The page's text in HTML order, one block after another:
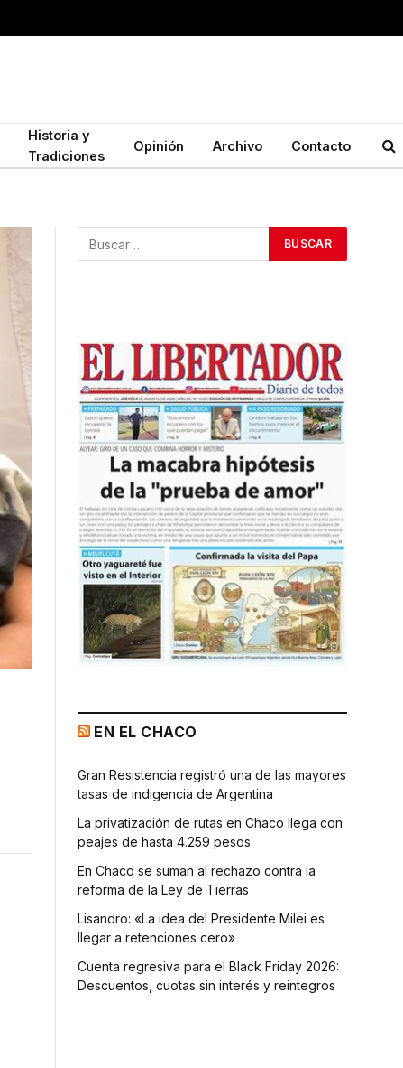
Historia y
Tradiciones
Opinión Archivo Contacto
EN EL CHACO
Gran Resistencia registró una de las mayores
tasas de indigencia de Argentina
La privatización de rutas en Chaco llega con
peajes de hasta 4.259 pesos
En Chaco se suman al rechazo contra la
reforma de la Ley de Tierras
Lisandro: «La idea del Presidente Milei es
llegar a retenciones cero»
Cuenta regresiva para el Black Friday 2026:
Descuentos, cuotas sin interés y reintegros